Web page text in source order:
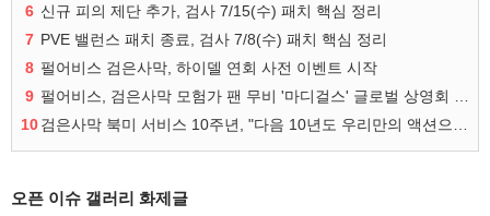
6 신규 피의 제단 추가, 검사 7/15(수) 패치 핵심 정리
7 PVE 밸런스 패치 종료, 검사 7/8(수) 패치 핵심 정리
8 펄어비스 검은사막, 하이델 연회 사전 이벤트 시작
9
10
오픈 이슈 갤러리 화제글